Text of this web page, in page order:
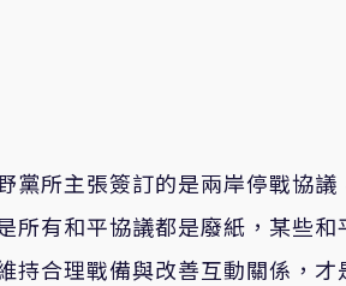
黨所主張簽訂的是兩岸停戰協議
所有和平協議都是廢紙，某些和
持合理戰備與改善互動關係，才